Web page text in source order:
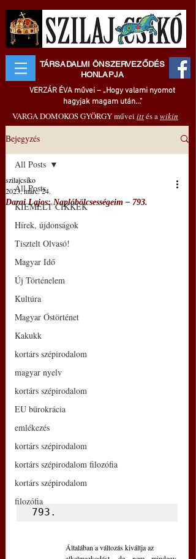
TÁRSADALMI ÖNSZERVEZŐDÉS
HONLAPJA
VERZÁR ÉVA művei – „Hogy valami nyomot
hagyjak magam után..."
VARGA DOMOKOS GYÖRGY művei ittés awikin
Bejegyzés
All Posts
KIEMELT CIKKEK
Hírek, újdonságok
Tisztelt Olvasó!
Magyar Idő
Új Történelem
Kultúra
Magyar Őstörténet
Kakukk
kortárs szépirodalom
magyar nyelv
kortárs szépirodalom
EU bürokrácia
emlékezés
kortárs szépirodalom
kortárs szépirodalom filozófia
kortárs szépirodalom
filozófia
All Posts
Darai Lajos: Naplóbölcsességeim – 793.
szilajcsiko
2023. márc. 24.
793.
Általában a változás kiváltja az